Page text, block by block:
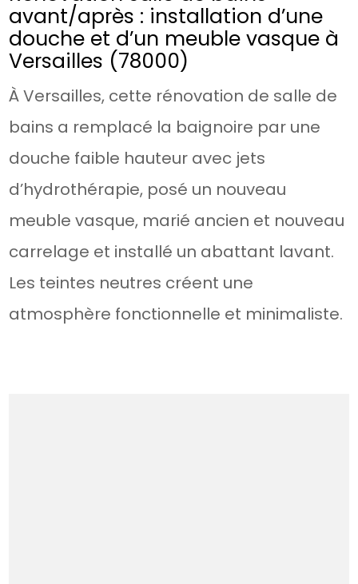
avant/après : installation d’une
douche et d’un meuble vasque à
Versailles (78000)
À Versailles, cette rénovation de salle de
bains a remplacé la baignoire par une
douche faible hauteur avec jets
d’hydrothérapie, posé un nouveau
meuble vasque, marié ancien et nouveau
carrelage et installé un abattant lavant.
Les teintes neutres créent une
atmosphère fonctionnelle et minimaliste.